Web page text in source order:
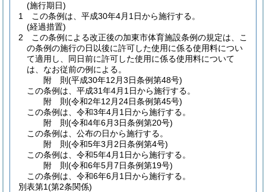
(施行期日)
1
この条例は、平成30年4月1日から施行する。
(経過措置)
2
この条例による改正後の加東市体育施設条例の規定は、こ
の条例の施行の日以後に許可した使用に係る使用料につい
て適用し、同日前に許可した使用に係る使用料について
は、なお従前の例による。
附 則(平成30年12月3日条例第48号)
この条例は、平成31年4月1日から施行する。
附 則(令和2年12月24日条例第45号)
この条例は、令和3年4月1日から施行する。
附 則(令和4年6月3日条例第20号)
この条例は、公布の日から施行する。
附 則(令和5年3月2日条例第4号)
この条例は、令和5年4月1日から施行する。
附 則(令和6年5月7日条例第19号)
この条例は、令和6年6月1日から施行する。
別表第1(第2条関係)